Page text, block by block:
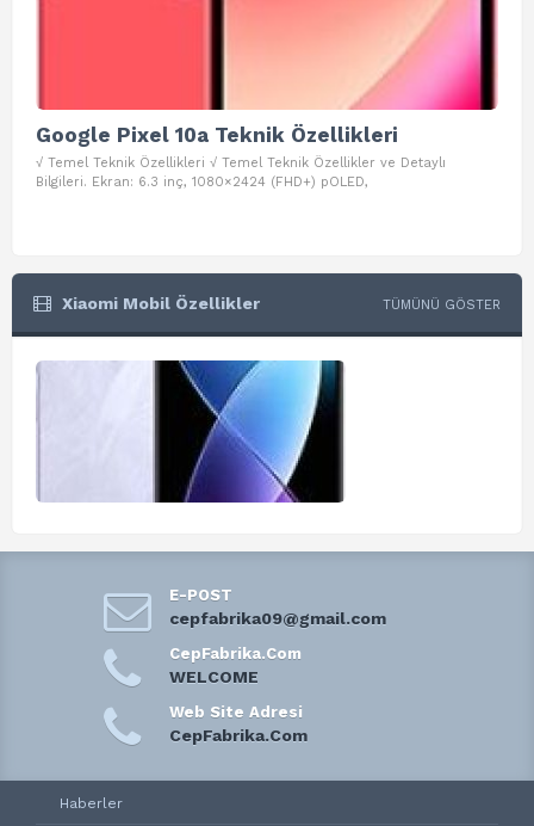
Google Pixel 10a Teknik Özellikleri
√ Temel Teknik Özellikleri √ Temel Teknik Özellikler ve Detaylı
Bilgileri. Ekran: 6.3 inç, 1080×2424 (FHD+) pOLED,
Xiaomi Mobil Özellikler TÜMÜNÜ GÖSTER
E-POST
cepfabrika09@gmail.com
CepFabrika.Com
WELCOME
Web Site Adresi
CepFabrika.Com
Haberler